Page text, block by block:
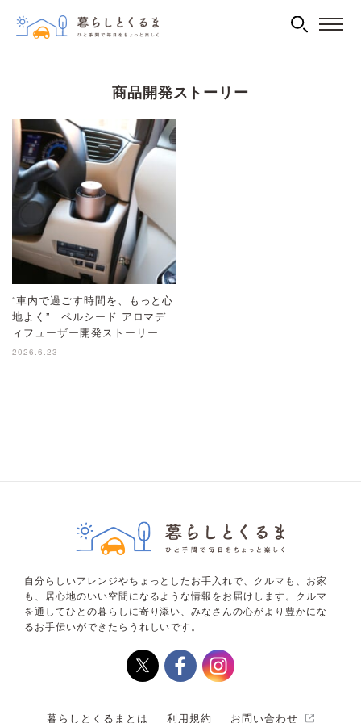
商品開発ストーリー
“車内で過ごす時間を、もっと心
地よく” ペルシード アロマデ
ィフューザー開発ストーリー
2026.6.23
自分らしいアレンジやちょっとしたお手入れで、クルマも、お家
も、居心地のいい空間になるような情報をお届けします。クルマ
を通してひとの暮らしに寄り添い、みなさんの心がより豊かにな
るお手伝いができたらうれしいです。
暮らしとくるまとは 利用規約 お問い合わせ